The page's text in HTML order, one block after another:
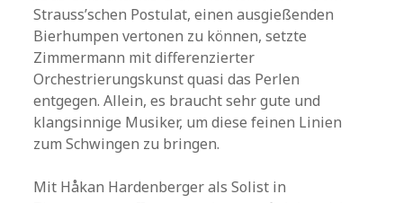
Strauss’schen Postulat, einen ausgießenden
Bierhumpen vertonen zu können, setzte
Zimmermann mit differenzierter
Orchestrierungskunst quasi das Perlen
entgegen. Allein, es braucht sehr gute und
klangsinnige Musiker, um diese feinen Linien
zum Schwingen zu bringen.
Mit Håkan Hardenberger als Solist in